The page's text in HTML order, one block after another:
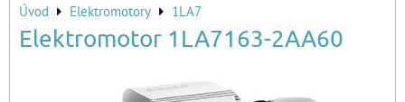
Úvod Elektromotory 1LA7
Elektromotor 1LA7163-2AA60